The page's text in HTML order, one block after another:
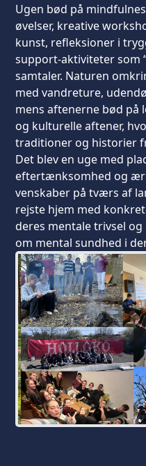
Ugen bød på
øvelser, kreative
kunst, refleksioner i
support-aktiviteter som
samtaler. Naturen
med vandreture,
mens aftenerne bød på
og kulturelle aftener,
traditioner og historier
Det blev en uge med
eftertænksomhed og
venskaber på tværs af
rejste hjem med
deres mentale trivsel
om mental sundhed i